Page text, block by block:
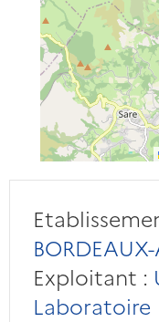
Exploitant :
Laboratoire